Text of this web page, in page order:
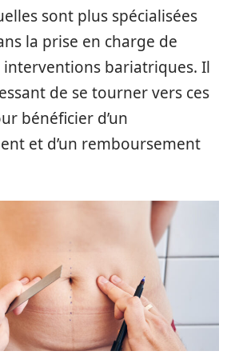
sont plus spécialisées
la prise en charge de
interventions bariatriques. Il
de se tourner vers ces
bénéficier d’un
et d’un remboursement